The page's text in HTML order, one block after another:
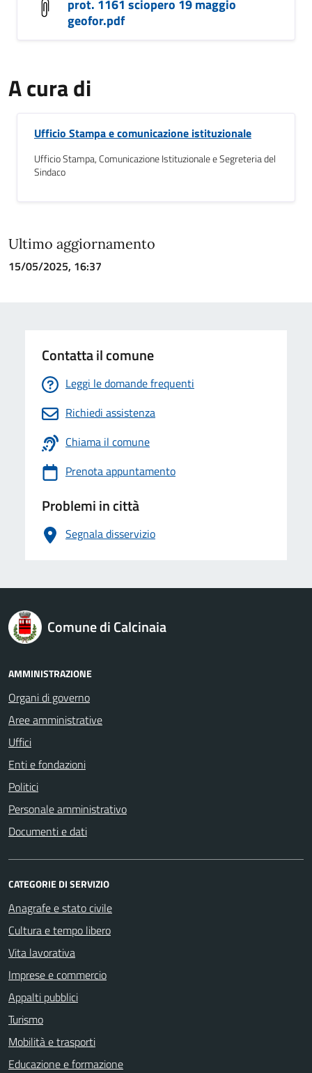
prot. 1161 sciopero 19 maggio
geofor.pdf
A cura di
Ufficio Stampa e comunicazione istituzionale
Ufficio Stampa, Comunicazione Istituzionale e Segreteria del
Sindaco
Ultimo aggiornamento
15/05/2025, 16:37
Contatta il comune
Leggi le domande frequenti
Richiedi assistenza
Chiama il comune
Prenota appuntamento
Problemi in città
Segnala disservizio
logo Unione Europea
Comune di Calcinaia
AMMINISTRAZIONE
Organi di governo
Aree amministrative
Uffici
Enti e fondazioni
Politici
Personale amministrativo
Documenti e dati
CATEGORIE DI SERVIZIO
Anagrafe e stato civile
Cultura e tempo libero
Vita lavorativa
Imprese e commercio
Appalti pubblici
Turismo
Mobilità e trasporti
Educazione e formazione